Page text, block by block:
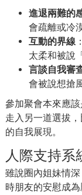
進退兩難的
會疏離或冷
互動的界線
太柔和被說
言談自我審
會被說想搶
參加聚會本來應
走入另一道選拔
的自我展現。
人際支持系
雖說圈內姐妹情
時朋友的安慰成